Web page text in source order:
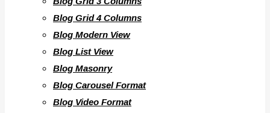
Blog Grid 4 Columns
Blog Modern View
Blog List View
Blog Masonry
Blog Carousel Format
Blog Video Format